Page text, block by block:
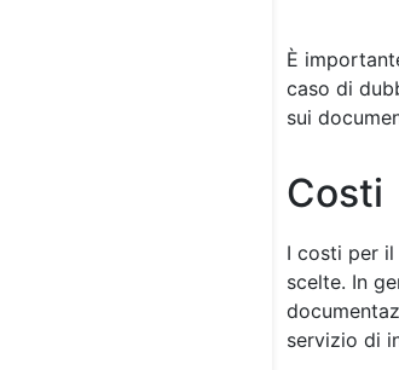
È
caso di
sui
Costi
I costi per
scelte. In
servizio di